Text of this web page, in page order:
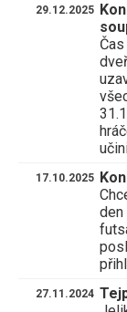
29.12.2025
17.10.2025
den
27.11.2024